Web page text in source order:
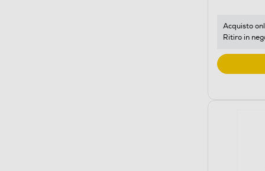
Acquisto
Ritiro in